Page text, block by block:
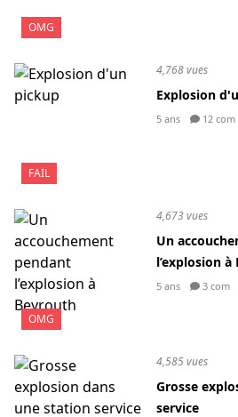
OMG
FAIL
4,768 vues
Explosion
5 ans 12 com
OMG
4,673 vues
Un
l’explosion
5 ans 3 com
4,585 vues
Grosse
service